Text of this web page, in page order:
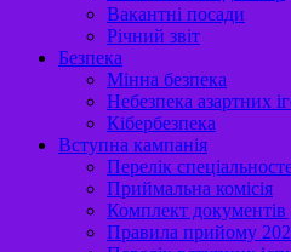
Вакантні посади
Річний звіт
Безпека
Мінна безпека
Небезпека азартних
Кібербезпека
Вступна кампанія
Перелік
Приймальна комісія
Комплект документів
Правила прийому